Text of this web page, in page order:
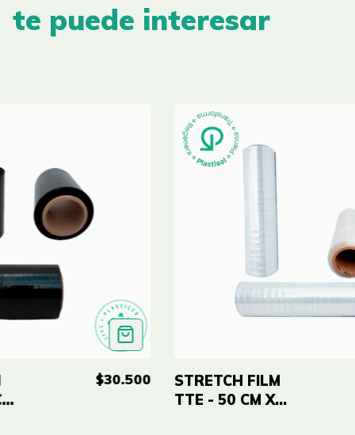
te puede interesar
$30.500
STRETCH FILM
TTE - 50 CM X